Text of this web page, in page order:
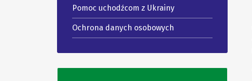
Pomoc uchodźcom z Ukrainy
Ochrona danych osobowych